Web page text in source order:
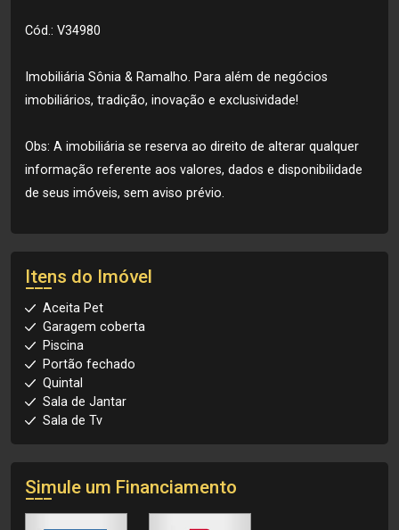
Cód.: V34980
Imobiliária Sônia & Ramalho. Para além de negócios
imobiliários, tradição, inovação e exclusividade!
Obs: A imobiliária se reserva ao direito de alterar qualquer
informação referente aos valores, dados e disponibilidade
de seus imóveis, sem aviso prévio.
Itens do Imóvel
Aceita Pet
Garagem coberta
Piscina
Portão fechado
Quintal
Sala de Jantar
Sala de Tv
Simule um Financiamento